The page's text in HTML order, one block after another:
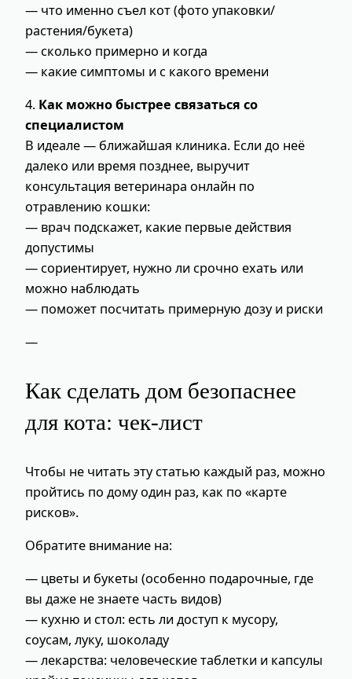
— что именно съел кот (фото упаковки/
растения/букета)
— сколько примерно и когда
— какие симптомы и с какого времени
4. Как можно быстрее связаться со
специалистом
В идеале — ближайшая клиника. Если до неё
далеко или время позднее, выручит
консультация ветеринара онлайн по
отравлению кошки:
— врач подскажет, какие первые действия
допустимы
— сориентирует, нужно ли срочно ехать или
можно наблюдать
— поможет посчитать примерную дозу и риски
—
Как сделать дом безопаснее
для кота: чек‑лист
Чтобы не читать эту статью каждый раз, можно
пройтись по дому один раз, как по «карте
рисков».
Обратите внимание на:
— цветы и букеты (особенно подарочные, где
вы даже не знаете часть видов)
— кухню и стол: есть ли доступ к мусору,
соусам, луку, шоколаду
— лекарства: человеческие таблетки и капсулы